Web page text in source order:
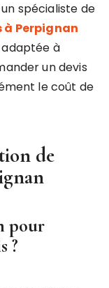
spécialiste de
Perpignan
à
un devis
le coût de
de
pour
?